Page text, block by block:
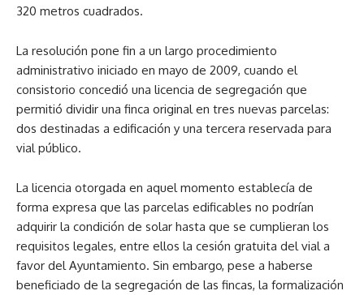
320 metros cuadrados.
La resolución pone fin a un largo procedimiento
administrativo iniciado en mayo de 2009, cuando el
consistorio concedió una licencia de segregación que
permitió dividir una finca original en tres nuevas parcelas:
dos destinadas a edificación y una tercera reservada para
vial público.
La licencia otorgada en aquel momento establecía de
forma expresa que las parcelas edificables no podrían
adquirir la condición de solar hasta que se cumplieran los
requisitos legales, entre ellos la cesión gratuita del vial a
favor del Ayuntamiento. Sin embargo, pese a haberse
beneficiado de la segregación de las fincas, la formalización